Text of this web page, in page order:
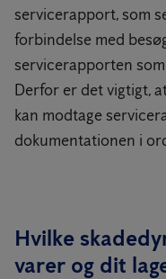
servicerapport, som
forbindelse med
servicerapporten
Derfor er det vigtigt,
kan modtage
dokumentationen i
Hvilke
varer og dit